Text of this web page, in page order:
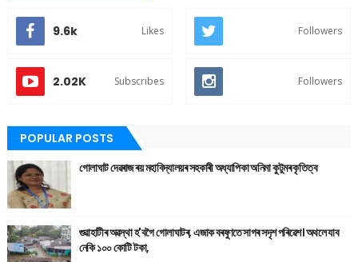
9.6k Likes Followers
2.02K Subscribes Followers
POPULAR POSTS
গোলাঘাট দেৱৰাজ ৰয় মহাবিদ্যালয়ৰ সহকাৰী অধ্যাপিকা অনিমা কুটুমৰ কৃতিত্ব
গুৱাহাটীৰ অৱস্থা হ'বগৈ গোলাঘাটৰ, এজাক বৰষুণতে সাগৰ সদৃশ পৰিৱেশ। অথলে যাব
নেকি ১০০ কোটি টকা,